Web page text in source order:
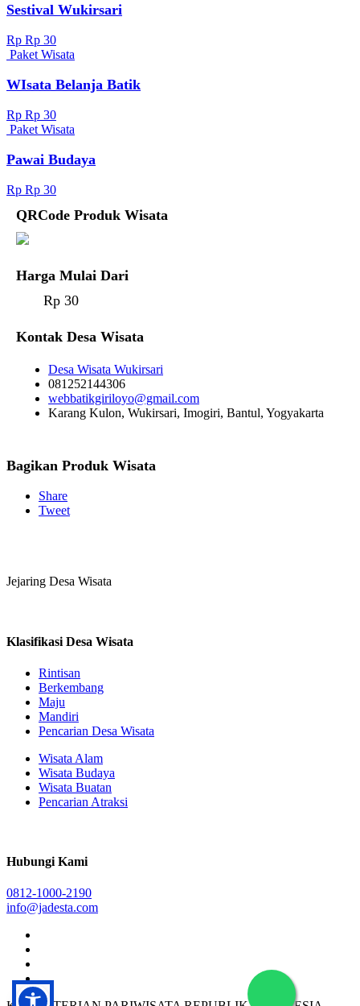
Sestival Wukirsari
Rp Rp 30
Paket Wisata
WIsata Belanja Batik
Rp Rp 30
Paket Wisata
Pawai Budaya
Rp Rp 30
QRCode Produk Wisata
Harga Mulai Dari
Rp 30
Kontak Desa Wisata
Desa Wisata Wukirsari
081252144306
webbatikgiriloyo@gmail.com
Karang Kulon, Wukirsari, Imogiri, Bantul, Yogyakarta
Bagikan Produk Wisata
Share
Tweet
Jejaring Desa Wisata
Klasifikasi Desa Wisata
Rintisan
Berkembang
Maju
Mandiri
Pencarian Desa Wisata
Wisata Alam
Wisata Budaya
Wisata Buatan
Pencarian Atraksi
Hubungi Kami
0812-1000-2190
info@jadesta.com